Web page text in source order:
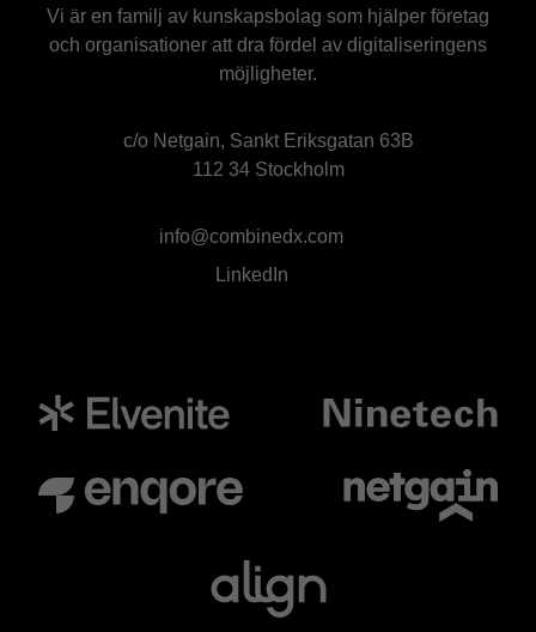
c/o Netgain, Sankt Eriksgatan 63B
112 34 Stockholm
Vi är en familj av kunskapsbolag som hjälper företag
och organisationer att dra fördel av digitaliseringens
möjligheter.
info@combinedx.com
LinkedIn